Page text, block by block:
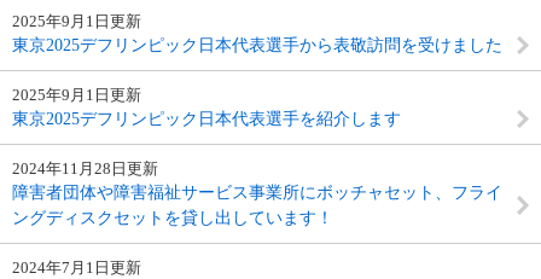
2025年9月1日更新
東京2025デフリンピック日本代表選手から表敬訪問を受けました
2025年9月1日更新
東京2025デフリンピック日本代表選手を紹介します
2024年11月28日更新
障害者団体や障害福祉サービス事業所にボッチャセット、フライ
ングディスクセットを貸し出しています！
2024年7月1日更新